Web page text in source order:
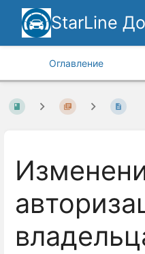
StarLine
Оглавление